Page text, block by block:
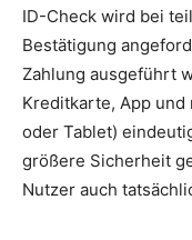
ID-Check wird bei
Bestätigung
Zahlung ausgeführt
Kreditkarte, App und
oder Tablet)
größere Sicherheit
Nutzer auch